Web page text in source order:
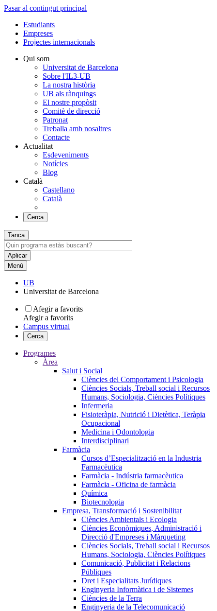
Pasar al contingut principal
Estudiants
Empreses
Projectes internacionals
Qui som
Universitat de Barcelona
Sobre l'IL3-UB
La nostra història
UB als rànquings
El nostre propòsit
Comitè de direcció
Patronat
Treballa amb nosaltres
Contacte
Actualitat
Esdeveniments
Notícies
Blog
Català
Castellano
Català
Cerca
Tanca
Menú
UB
Universitat de Barcelona
Afegir a favorits
Afegir a favorits
Campus virtual
Cerca
Programes
Àrea
Salut i Social
Ciències del Comportament i Psicologia
Ciències Socials, Treball social i Recursos
Humans, Sociologia, Ciències Polítiques
Infermeria
Fisioteràpia, Nutrició i Dietètica, Teràpia
Ocupacional
Medicina i Odontologia
Interdisciplinari
Farmàcia
Cursos d’Especialització en la Industria
Farmacèutica
Farmàcia - Indústria farmacèutica
Farmàcia - Oficina de farmàcia
Química
Biotecnologia
Empresa, Transformació i Sostenibilitat
Ciències Ambientals i Ecologia
Ciències Econòmiques, Administració i
Direcció d'Empreses i Màrqueting
Ciències Socials, Treball social i Recursos
Humans, Sociologia, Ciències Polítiques
Comunicació, Publicitat i Relacions
Públiques
Dret i Especialitats Jurídiques
Enginyeria Informàtica i de Sistemes
Ciències de la Terra
Enginyeria de la Telecomunicació